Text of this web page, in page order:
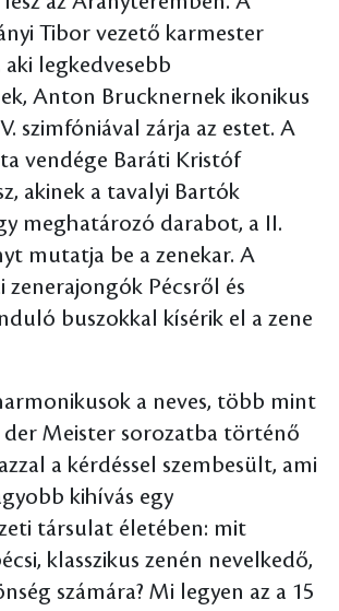
Tibor vezető karmester
legkedvesebb
Anton Brucknernek ikonikus
szimfóniával zárja az estet. A
vendége Baráti Kristóf
akinek a tavalyi Bartók
meghatározó darabot, a II.
mutatja be a zenekar. A
zenerajongók Pécsről és
buszokkal kísérik el a zene
a neves, több mint
der Meister sorozatba történő
a kérdéssel szembesült, ami
kihívás egy
társulat életében: mit
klasszikus zenén nevelkedő,
számára? Mi legyen az a 15